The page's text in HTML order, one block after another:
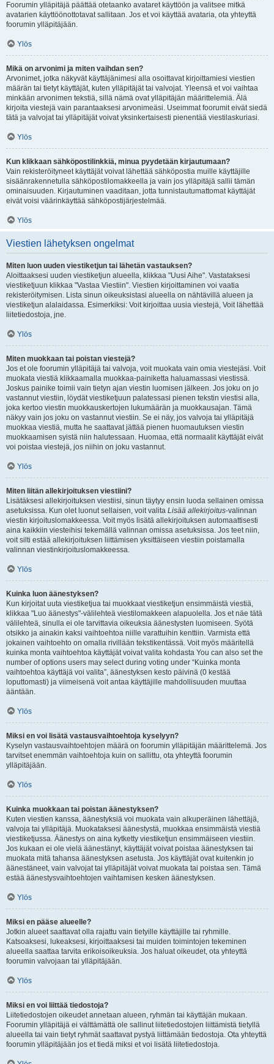
Foorumin ylläpitäjä päättää otetaanko avataret käyttöön ja valitsee mitkä
avatarien käyttöönottotavat sallitaan. Jos et voi käyttää avataria, ota yhteyttä
foorumin ylläpitäjään.
Ylös
Mikä on arvonimi ja miten vaihdan sen?
Arvonimet, jotka näkyvät käyttäjänimesi alla osoittavat kirjoittamiesi viestien
määrän tai tietyt käyttäjät, kuten ylläpitäjät tai valvojat. Yleensä et voi vaihtaa
minkään arvonimen tekstiä, sillä nämä ovat ylläpitäjän määrittelemiä. Älä
kirjoita viestejä vain parantaaksesi arvonimeäsi. Useimmat foorumit eivät siedä
tätä ja valvojat tai ylläpitäjät voivat yksinkertaisesti pienentää viestilaskuriasi.
Ylös
Kun klikkaan sähköpostilinkkiä, minua pyydetään kirjautumaan?
Vain rekisteröityneet käyttäjät voivat lähettää sähköpostia muille käyttäjille
sisäänrakennetulla sähköpostilomakkeella ja vain jos ylläpitäjä sallii tämän
ominaisuuden. Kirjautuminen vaaditaan, jotta tunnistautumattomat käyttäjät
eivät voisi väärinkäyttää sähköpostijärjestelmää.
Ylös
Viestien lähetyksen ongelmat
Miten luon uuden viestiketjun tai lähetän vastauksen?
Aloittaaksesi uuden viestiketjun alueella, klikkaa "Uusi Aihe". Vastataksesi
viestiketjuun klikkaa "Vastaa Viestiin". Viestien kirjoittaminen voi vaatia
rekisteröitymisen. Lista sinun oikeuksistasi alueella on nähtävillä alueen ja
viestiketjun alalaidassa. Esimerkiksi: Voit kirjoittaa uusia viestejä, Voit lähettää
liitetiedostoja, jne.
Ylös
Miten muokkaan tai poistan viestejä?
Jos et ole foorumin ylläpitäjä tai valvoja, voit muokata vain omia viestejäsi. Voit
muokata viestiä klikkaamalla muokkaa-painiketta haluamassasi viestissä.
Joskus painike toimii vain tietyn ajan viestin luomisen jälkeen. Jos joku on jo
vastannut viestiin, löydät viestiketjuun palatessasi pienen tekstin viestisi alla,
joka kertoo viestin muokkauskertojen lukumäärän ja muokkausajan. Tämä
näkyy vain jos joku on vastannut viestiin. Se ei näy, jos valvoja tai ylläpitäjä
muokkaa viestiä, mutta he saattavat jättää pienen huomautuksen viestin
muokkaamisen syistä niin halutessaan. Huomaa, että normaalit käyttäjät eivät
voi poistaa viestejä, jos niihin on joku vastannut.
Ylös
Miten liitän allekirjoituksen viestiini?
Lisätäksesi allekirjoituksen viestiisi, sinun täytyy ensin luoda sellainen omissa
asetuksissa. Kun olet luonut sellaisen, voit valita Lisää allekirjoitus-valinnan
viestin kirjoituslomakkeessa. Voit myös lisätä allekirjoituksen automaattisesti
aina kaikkiin viesteihisi tekemällä valinnan omissa asetuksissa. Jos teet niin,
voit silti estää allekirjoituksen liittämisen yksittäiseen viestiin poistamalla
valinnan viestinkirjoituslomakkeessa.
Ylös
Kuinka luon äänestyksen?
Kun kirjoitat uuta viestiketjua tai muokkaat viestiketjun ensimmäistä viestiä,
klikkaa "Luo äänestys"-välilehteä viestilomakkeen alapuolella. Jos et näe tätä
välilehteä, sinulla ei ole tarvittavia oikeuksia äänestysten luomiseen. Syötä
otsikko ja ainakin kaksi vaihtoehtoa niille varattuihin kenttiin. Varmista että
jokainen vaihtoehto on omalla rivillään tekstikentässä. Voit myös määritellä
kuinka monta vaihtoehtoa käyttäjät voivat valita kohdasta You can also set the
number of options users may select during voting under “Kuinka monta
vaihtoehtoa käyttäjä voi valita”, äänestyksen kesto päivinä (0 kestää
loputtomasti) ja viimeisenä voit antaa käyttäjille mahdollisuuden muuttaa
ääntään.
Ylös
Miksi en voi lisätä vastausvaihtoehtoja kyselyyn?
Kyselyn vastausvaihtoehtojen määrä on foorumin ylläpitäjän määrittelemä. Jos
tarvitset enemmän vaihtoehtoja kuin on sallittu, ota yhteyttä foorumin
ylläpitäjään.
Ylös
Kuinka muokkaan tai poistan äänestyksen?
Kuten viestien kanssa, äänestyksiä voi muokata vain alkuperäinen lähettäjä,
valvoja tai ylläpitäjä. Muokataksesi äänestystä, muokkaa ensimmäistä viestiä
viestiketjussa. Äänestys on aina kytketty viestiketjun ensimmäiseen viestiin.
Jos kukaan ei ole vielä äänestänyt, käyttäjät voivat poistaa äänestyksen tai
muokata mitä tahansa äänestyksen asetusta. Jos käyttäjät ovat kuitenkin jo
äänestäneet, vain valvojat tai ylläpitäjät voivat muokata tai poistaa sen. Tämä
estää äänestysvaihtoehtojen vaihtamisen kesken äänestyksen.
Ylös
Miksi en pääse alueelle?
Jotkin alueet saattavat olla rajattu vain tietyille käyttäjille tai ryhmille.
Katsoaksesi, lukeaksesi, kirjoittaaksesi tai muiden toimintojen tekeminen
alueella saattaa tarvita erikoisoikeuksia. Jos haluat oikeudet, ota yhteyttä
foorumin valvojaan tai ylläpitäjään.
Ylös
Miksi en voi liittää tiedostoja?
Liitetiedostojen oikeudet annetaan alueen, ryhmän tai käyttäjän mukaan.
Foorumin ylläpitäjä ei välttämättä ole sallinut liitetiedostojen liittämistä tietyllä
alueella tai vain tietyt ryhmät saattavat pystyä liittämään tiedostoja. Ota yhteyttä
foorumin ylläpitäjään jos et tiedä miksi et voi lisätä liitetiedostoja.